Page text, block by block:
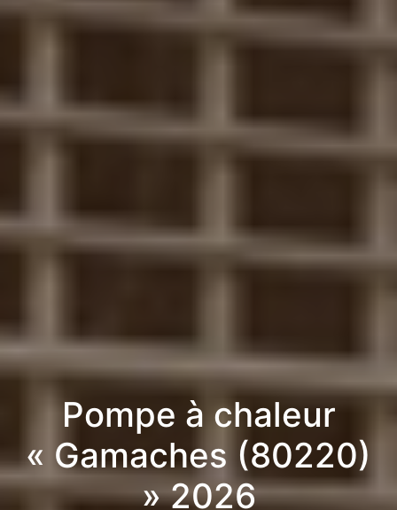
Pompe à chaleur
« Gamaches (80220)
» 2026